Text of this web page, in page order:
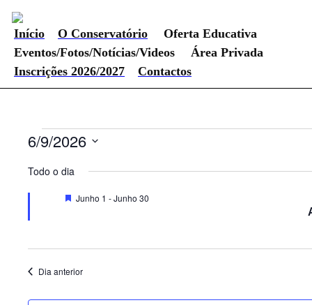
Início O Conservatório
Oferta Educativa
Eventos/Fotos/Notícias/Videos
Área Privada
Inscrições 2026/2027
Contactos
Eventos
for
Junho
9,
2026
6/9/2026
a
Todo o dia
Destaque
Junho 1 -Junho 30
Dia anterior